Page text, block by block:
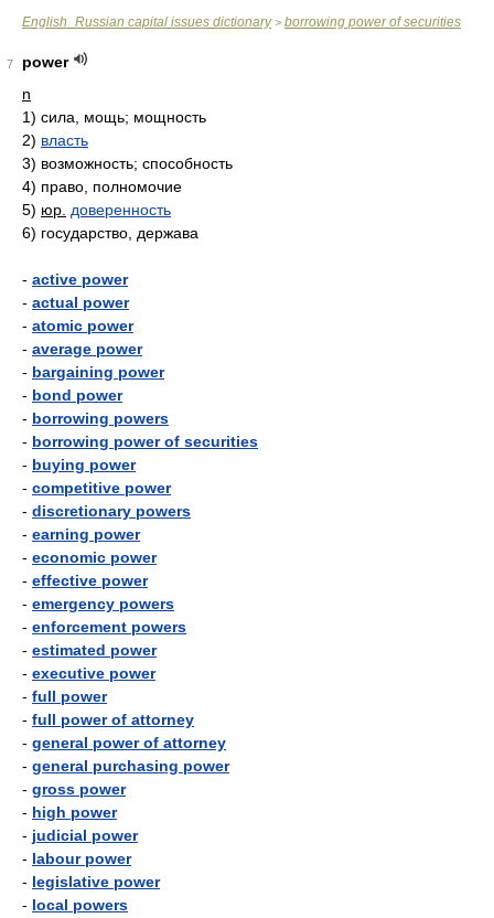
English_Russian capital issues dictionary> borrowing power of securities
7
power
n
1) сила, мощь; мощность
2) власть
3) возможность; способность
4) право, полномочие
5) юр. доверенность
6) государство, держава
- active power
- actual power
- atomic power
- average power
- bargaining power
- bond power
- borrowing powers
- borrowing power of securities
- buying power
- competitive power
- discretionary powers
- earning power
- economic power
- effective power
- emergency powers
- enforcement powers
- estimated power
- executive power
- full power
- full power of attorney
- general power of attorney
- general purchasing power
- gross power
- high power
- judicial power
- labour power
- legislative power
- local powers